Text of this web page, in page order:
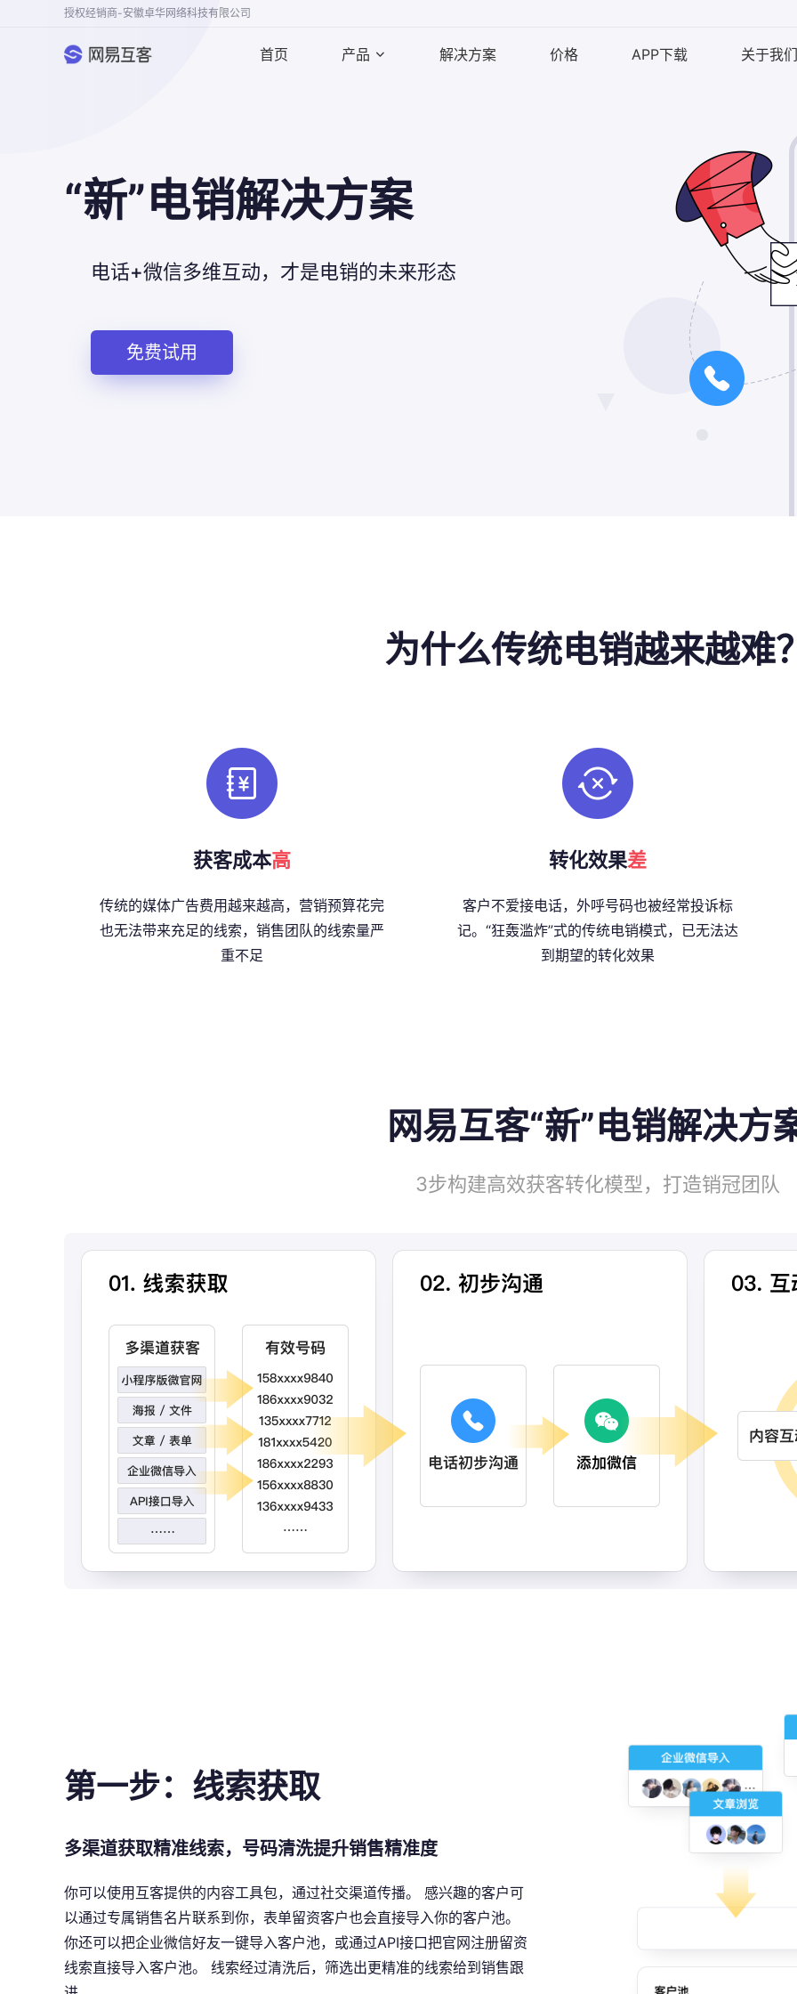
授权经销商-安徽卓华网络科技有限公司
首页 产品 解决方案 价格 APP下载 关于我们
“新”电销解决方案
电话+微信多维互动，才是电销的未来形态
免费试用
为什么传统电销越来越难
获客成本高
传统的媒体广告费用越来越高，营销预算花完
也无法带来充足的线索，销售团队的线索量严
重不足
转化效果差
客户不爱接电话，外呼号码也被经常投诉标
记。“狂轰滥炸”式的传统电销模式，已无法达
到期望的转化效果
网易互客“新”电销解决方
3步构建高效获客转化模型，打造销冠团队
第一步：线索获取
多渠道获取精准线索，号码清洗提升销售精准度
你可以使用互客提供的内容工具包，通过社交渠道传播。 感兴趣的客户可
以通过专属销售名片联系到你，表单留资客户也会直接导入你的客户池。
你还可以把企业微信好友一键导入客户池，或通过API接口把官网注册留资
线索直接导入客户池。 线索经过清洗后，筛选出更精准的线索给到销售跟